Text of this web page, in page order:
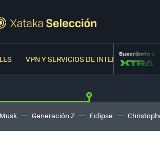
VPN Y SERVICIOS DE INTERNETSuscríbete a
Generación Z Eclipse